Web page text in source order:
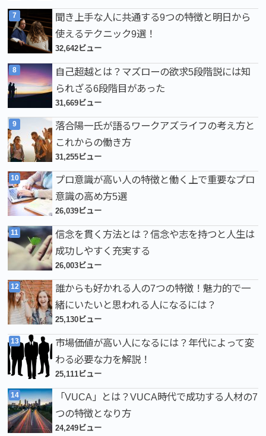
聞き上手な人に共通する9つの特徴と明日から
使えるテクニック9選！
32,642ビュー
自己超越とは？マズローの欲求5段階説には知
られざる6段階目があった
31,669ビュー
落合陽一氏が語るワークアズライフの考え方と
これからの働き方
31,255ビュー
プロ意識が高い人の特徴と働く上で重要なプロ
意識の高め方5選
26,039ビュー
信念を貫く方法とは？信念や志を持つと人生は
成功しやすく充実する
26,003ビュー
誰からも好かれる人の7つの特徴！魅力的で一
緒にいたいと思われる人になるには？
25,130ビュー
市場価値が高い人になるには？年代によって変
わる必要な力を解説！
25,111ビュー
「VUCA」とは？VUCA時代で成功する人材の7
つの特徴となり方
24,249ビュー